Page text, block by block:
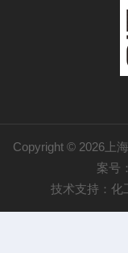
Copyright © 2026上
案号
技术支持： 化